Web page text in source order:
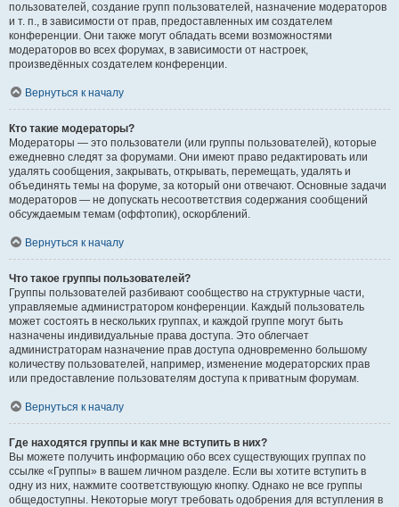
пользователей, создание групп пользователей, назначение модераторов
и т. п., в зависимости от прав, предоставленных им создателем
конференции. Они также могут обладать всеми возможностями
модераторов во всех форумах, в зависимости от настроек,
произведённых создателем конференции.
Вернуться к началу
Кто такие модераторы?
Модераторы — это пользователи (или группы пользователей), которые
ежедневно следят за форумами. Они имеют право редактировать или
удалять сообщения, закрывать, открывать, перемещать, удалять и
объединять темы на форуме, за который они отвечают. Основные задачи
модераторов — не допускать несоответствия содержания сообщений
обсуждаемым темам (оффтопик), оскорблений.
Вернуться к началу
Что такое группы пользователей?
Группы пользователей разбивают сообщество на структурные части,
управляемые администратором конференции. Каждый пользователь
может состоять в нескольких группах, и каждой группе могут быть
назначены индивидуальные права доступа. Это облегчает
администраторам назначение прав доступа одновременно большому
количеству пользователей, например, изменение модераторских прав
или предоставление пользователям доступа к приватным форумам.
Вернуться к началу
Где находятся группы и как мне вступить в них?
Вы можете получить информацию обо всех существующих группах по
ссылке «Группы» в вашем личном разделе. Если вы хотите вступить в
одну из них, нажмите соответствующую кнопку. Однако не все группы
общедоступны. Некоторые могут требовать одобрения для вступления в